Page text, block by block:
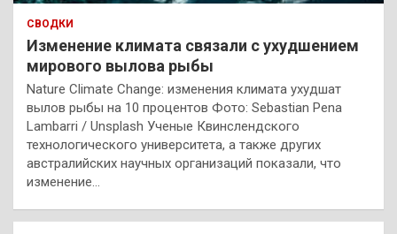
СВОДКИ
Изменение климата связали с ухудшением
мирового вылова рыбы
Nature Climate Change: изменения климата ухудшат
вылов рыбы на 10 процентов Фото: Sebastian Pena
Lambarri / Unsplash Ученые Квинслендского
технологического университета, а также других
австралийских научных организаций показали, что
изменение…